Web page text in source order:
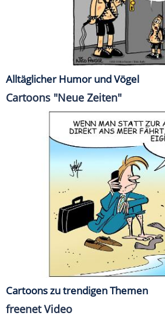
Alltäglicher Humor und Vögel
Cartoons "Neue Zeiten"
Cartoons zu trendigen Themen
freenet Video